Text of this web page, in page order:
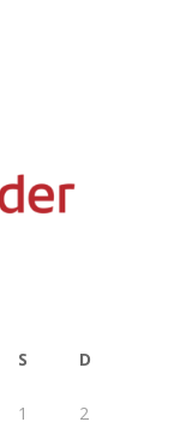
S D
1 2